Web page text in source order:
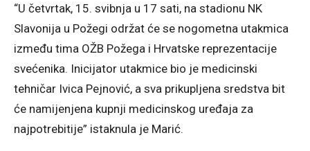
“U četvrtak, 15. svibnja u 17 sati, na stadionu NK
Slavonija u Požegi održat će se nogometna utakmica
između tima OŽB Požega i Hrvatske reprezentacije
svećenika. Inicijator utakmice bio je medicinski
tehničar Ivica Pejnović, a sva prikupljena sredstva bit
će namijenjena kupnji medicinskog uređaja za
najpotrebitije” istaknula je Marić.